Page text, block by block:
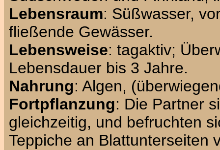
Lebensraum: Süßwasser,
fließende Gewässer.
Lebensweise: tagaktiv;
Lebensdauer bis 3 Jahre.
Nahrung: Algen,
Fortpflanzung: Die Partner
gleichzeitig, und befruchten
Teppiche an Blattunterseiten